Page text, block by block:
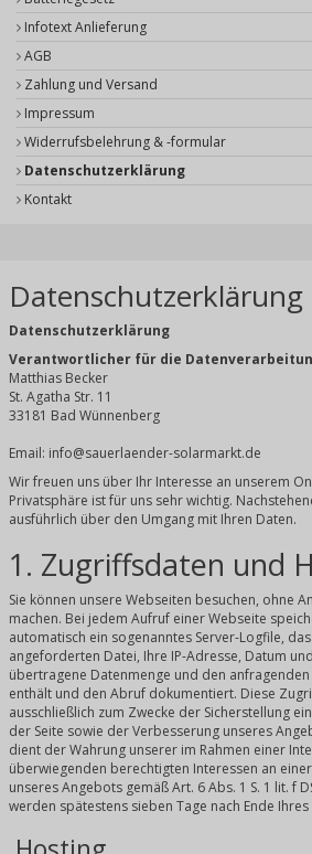
Infotext Anlieferung
AGB
Zahlung und Versand
Impressum
Widerrufsbelehrung & -formular
Datenschutzerklärung
Kontakt
Datenschutzerklärung
Datenschutzerklärung
Verantwortlicher für die
Matthias Becker
St. Agatha Str. 11
33181 Bad Wünnenberg
Email: info@sauerlaender-solarmarkt.de
Wir freuen uns über Ihr Interesse an unserem
Privatsphäre ist für uns sehr wichtig.
ausführlich über den Umgang mit Ihren Daten.
1. Zugriffsdaten und
Sie können unsere Webseiten besuchen, ohne
machen. Bei jedem Aufruf einer Webseite
automatisch ein sogenanntes Server-Logfile,
angeforderten Datei, Ihre IP-Adresse, Datum
übertragene Datenmenge und den
enthält und den Abruf dokumentiert. Diese
ausschließlich zum Zwecke der Sicherstellung
der Seite sowie der Verbesserung unseres
dient der Wahrung unserer im Rahmen einer
überwiegenden berechtigten Interessen an
unseres Angebots gemäß Art. 6 Abs. 1 S. 1 lit. f
werden spätestens sieben Tage nach Ende